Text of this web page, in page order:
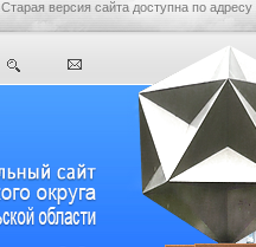
Старая версия сайта доступна по адресу